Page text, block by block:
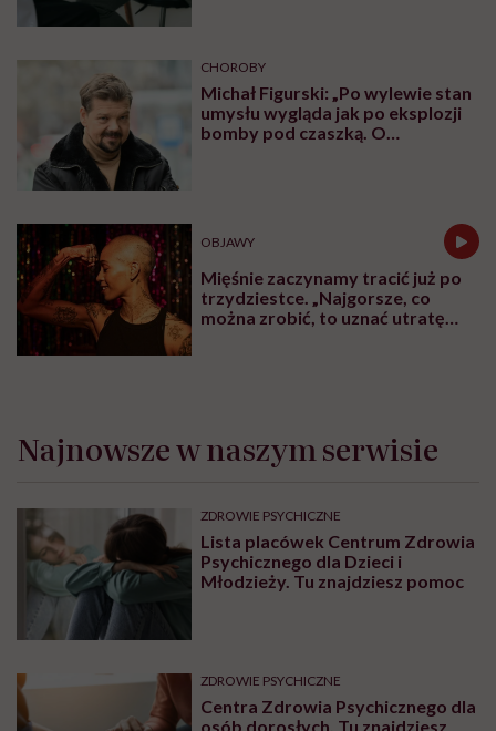
CHOROBY
Michał Figurski: „Po wylewie stan
umysłu wygląda jak po eksplozji
bomby pod czaszką. O
OBJAWY
Mięśnie zaczynamy tracić już po
trzydziestce. „Najgorsze, co
można zrobić, to uznać utratę
Najnowsze w naszym serwisie
ZDROWIE PSYCHICZNE
Lista placówek Centrum Zdrowia
Psychicznego dla Dzieci i
Młodzieży. Tu znajdziesz pomoc
ZDROWIE PSYCHICZNE
Centra Zdrowia Psychicznego dla
osób dorosłych. Tu znajdziesz